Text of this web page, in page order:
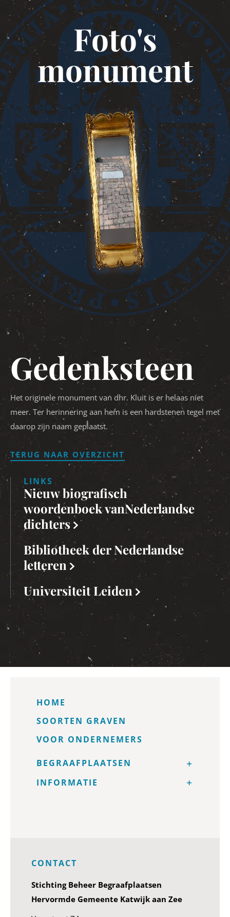
Foto's
monument
Gedenksteen
Het originele monument van dhr. Kluit is er helaas niet
meer. Ter herinnering aan hem is een hardstenen tegel met
daarop zijn naam geplaatst.
TERUG NAAR OVERZICHT
LINKS
Nieuw biografisch
woordenboek vanNederlandse
dichters
Bibliotheek der Nederlandse
letteren
Universiteit Leiden
HOME
SOORTEN GRAVEN
VOOR ONDERNEMERS
BEGRAAFPLAATSEN
INFORMATIE
CONTACT
Stichting Beheer Begraafplaatsen
Hervormde Gemeente Katwijk aan Zee